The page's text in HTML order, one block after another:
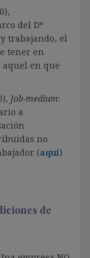
del Dº
trabajando, el
tener en
en que
Job-medium:
a
no
(aquí)
de